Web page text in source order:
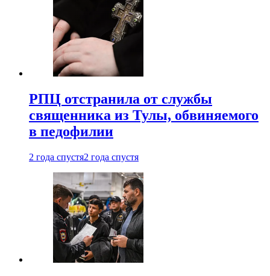
РПЦ отстранила от службы
священника из Тулы, обвиняемого
в педофилии
2 года спустя2 года спустя